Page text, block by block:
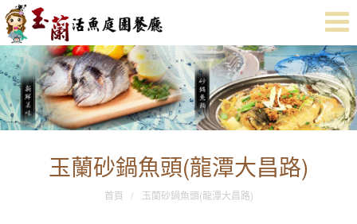
玉蘭砂鍋魚頭(龍潭大昌路)
首頁 玉蘭砂鍋魚頭(龍潭大昌路)